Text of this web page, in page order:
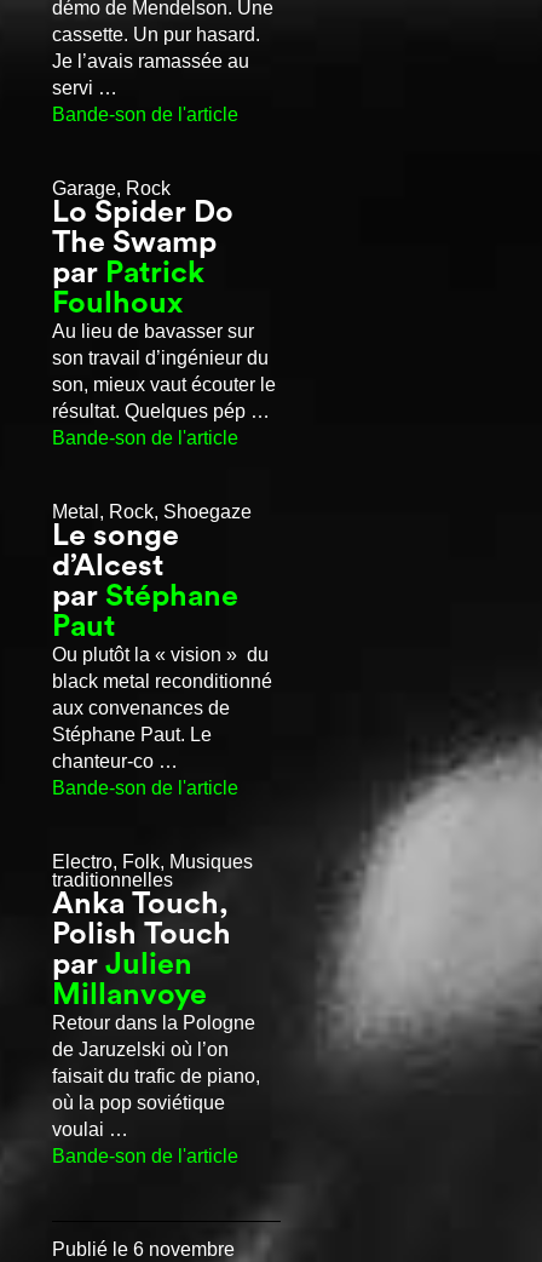
démo de Mendelson. Une
cassette. Un pur hasard.
Je l’avais ramassée au
servi …
Bande-son de l'article
Garage, Rock
Lo Spider Do
The Swamp
par Patrick
Foulhoux
Au lieu de bavasser sur
son travail d’ingénieur du
son, mieux vaut écouter le
résultat. Quelques pép …
Bande-son de l'article
Metal, Rock, Shoegaze
Le songe
d’Alcest
par Stéphane
Paut
Ou plutôt la « vision » du
black metal reconditionné
aux convenances de
Stéphane Paut. Le
chanteur-co …
Bande-son de l'article
Electro, Folk, Musiques
traditionnelles
Anka Touch,
Polish Touch
par Julien
Millanvoye
Retour dans la Pologne
de Jaruzelski où l’on
faisait du trafic de piano,
où la pop soviétique
voulai …
Bande-son de l'article
Publié le 6 novembre